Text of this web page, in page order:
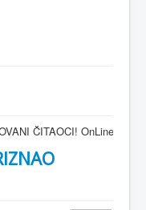
ČITAOCI! OnLine